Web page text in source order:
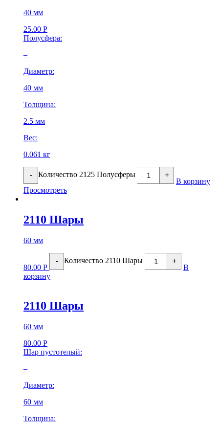
40 мм
25.00 Р
Полусфера:
–
Диаметр:
40 мм
Толщина:
2.5 мм
Вес:
0.061 кг
- Количество 2125 Полусферы +
В корзину
Просмотреть
2110 Шары
60 мм
80.00 Р
- Количество 2110 Шары +
В
корзину
2110 Шары
60 мм
80.00 Р
Шар пустотелый:
–
Диаметр:
60 мм
Толщина: